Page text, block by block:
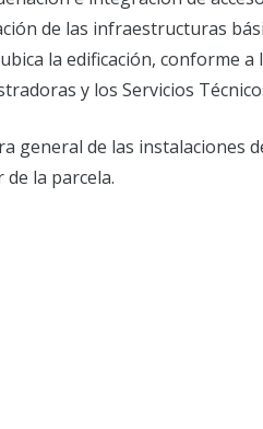
de las infraestructuras
la edificación, conforme
y los Servicios
general de las instalaciones
la parcela.